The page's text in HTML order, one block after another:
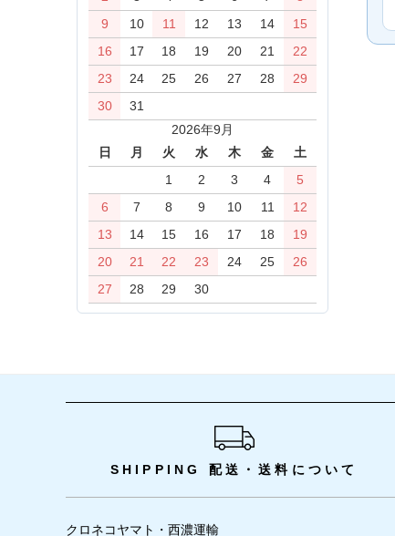
9
10 11 12 13 14
15
16
17 18 19 20 21
22
23
24 25 26 27 28
29
30
31
2026年9月
日
月 火 水 木 金
土
1
2 3 4
5
6
7 8 9 10 11
12
13
14 15 16 17 18
19
20
21 22 23 24 25
26
27
28 29 30
SHIPPING 配送・送料について
クロネコヤマト・西濃運輸